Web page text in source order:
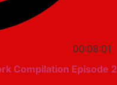
00:08:01
Compilation Episode 2